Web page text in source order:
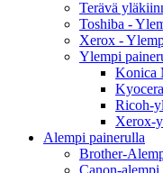
Terävä
Toshiba -
Xerox -
Ylempi
Konica
Ricoh-
Xerox-
Alempi painerulla
Brother-
Canon-alempi